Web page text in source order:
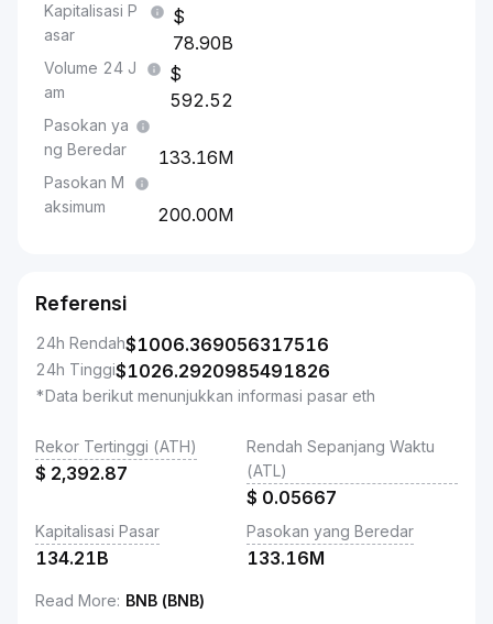
Kapitalisasi P
asar
78.90B
Volume 24 J
am
592.52
Pasokan ya
ng Beredar
133.16M
Pasokan M
aksimum
200.00M
Referensi
24h Rendah$1006.369056317516
24h Tinggi$1026.2920985491826
*Data berikut menunjukkan informasi pasar eth
Rekor Tertinggi (ATH)
$ 2,392.87
Rendah Sepanjang Waktu
(ATL)
$ 0.05667
Kapitalisasi Pasar
134.21B
Pasokan yang Beredar
133.16M
Read More: BNB (BNB)